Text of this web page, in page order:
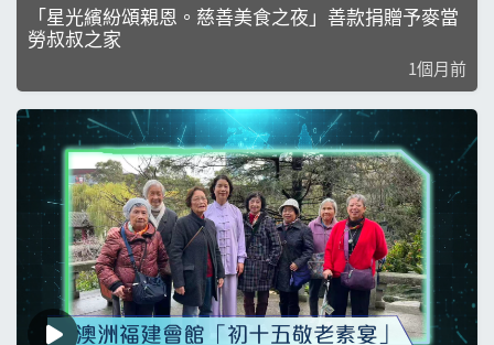
「星光繽紛頌親恩。慈善美食之夜」善款捐贈予麥當
勞叔叔之家
1個月前